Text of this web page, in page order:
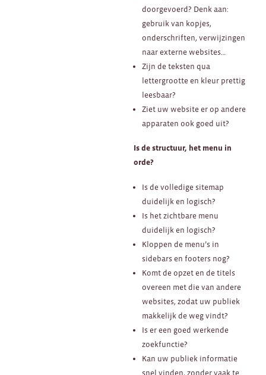
doorgevoerd? Denk aan:
gebruik van kopjes,
onderschriften, verwijzingen
naar externe websites…
Zijn de teksten qua
lettergrootte en kleur prettig
leesbaar?
Ziet uw website er op andere
apparaten ook goed uit?
Is de structuur, het menu in
orde?
Is de volledige sitemap
duidelijk en logisch?
Is het zichtbare menu
duidelijk en logisch?
Kloppen de menu’s in
sidebars en footers nog?
Komt de opzet en de titels
overeen met die van andere
websites, zodat uw publiek
makkelijk de weg vindt?
Is er een goed werkende
zoekfunctie?
Kan uw publiek informatie
snel vinden, zonder vaak te